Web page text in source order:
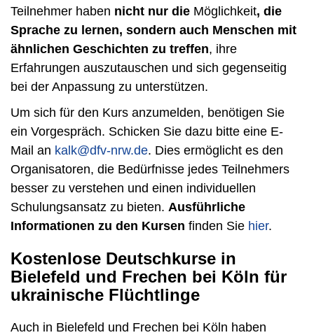
Teilnehmer haben nicht nur die Möglichkeit, die
Sprache zu lernen, sondern auch Menschen mit
ähnlichen Geschichten zu treffen, ihre
Erfahrungen auszutauschen und sich gegenseitig
bei der Anpassung zu unterstützen.
Um sich für den Kurs anzumelden, benötigen Sie
ein Vorgespräch. Schicken Sie dazu bitte eine E-
Mail an kalk@dfv-nrw.de. Dies ermöglicht es den
Organisatoren, die Bedürfnisse jedes Teilnehmers
besser zu verstehen und einen individuellen
Schulungsansatz zu bieten. Ausführliche
Informationen zu den Kursen finden Sie hier.
Kostenlose Deutschkurse in
Bielefeld und Frechen bei Köln für
ukrainische Flüchtlinge
Auch in Bielefeld und Frechen bei Köln haben